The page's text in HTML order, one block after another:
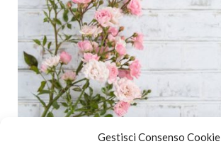
Gestisci Consenso Cookie